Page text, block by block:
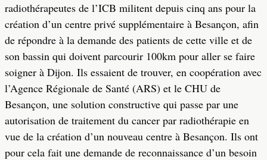
radiothérapeutes de l’ICB militent depuis cinq ans pour la
création d’un centre privé supplémentaire à Besançon, afin
de répondre à la demande des patients de cette ville et de
son bassin qui doivent parcourir 100km pour aller se faire
soigner à Dijon. Ils essaient de trouver, en coopération avec
l’Agence Régionale de Santé (ARS) et le CHU de
Besançon, une solution constructive qui passe par une
autorisation de traitement du cancer par radiothérapie en
vue de la création d’un nouveau centre à Besançon. Ils ont
pour cela fait une demande de reconnaissance d’un besoin